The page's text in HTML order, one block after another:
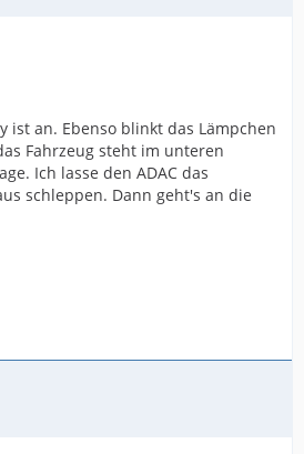
ist an. Ebenso blinkt das Lämpchen
Fahrzeug steht im unteren
Ich lasse den ADAC das
schleppen. Dann geht's an die